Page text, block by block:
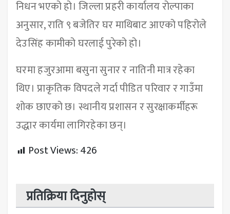
निधन भएको हो। जिल्ला प्रहरी कार्यालय रोल्पाका
अनुसार, राति ९ बजेतिर घर माथिबाट आएको पहिरोले
देउसिंह कामीको घरलाई पुरेको हो।
घरमा हजुरआमा बसुना सुनार र नातिनी मात्र रहेका
थिए। प्राकृतिक विपदले गर्दा पीडित परिवार र गाउँमा
शोक छाएको छ। स्थानीय प्रशासन र सुरक्षाकर्मीहरू
उद्धार कार्यमा लागिरहेका छन्।
Post Views:426
प्रतिक्रिया दिनुहोस्